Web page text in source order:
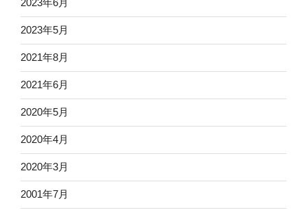
2023年6月
2023年5月
2021年8月
2021年6月
2020年5月
2020年4月
2020年3月
2001年7月